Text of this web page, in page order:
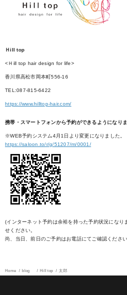
Ｈill top
<Ｈill top hair design for life>
香川県高松市岡本町556-16
TEL:087-815-6422
https://www.hilltop-hair.com/
携帯・スマートフォンから予約ができるようになりま
※WEB予約システム4月1日より変更になりました。
https://saloon.to/r/g/51207/m/0001/
(インターネット予約は余裕を持った予約状況になり
せください。
尚、当日、前日のご予約はお電話にてご確認くださ
Home blog Hill top 太郎